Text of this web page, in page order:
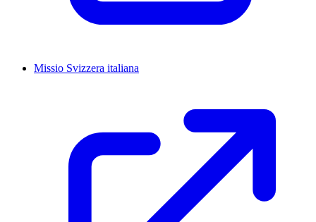
Missio Svizzera italiana